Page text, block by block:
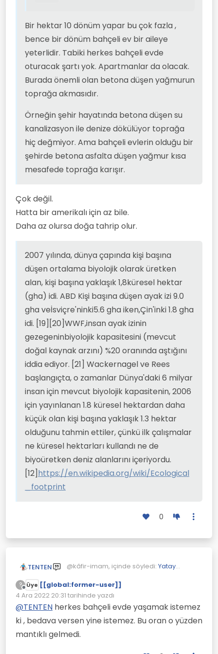
Bir hektar 10 dönüm yapar bu çok fazla ,
bence bir dönüm bahçeli ev bir aileye
yeterlidir. Tabiki herkes bahçeli evde
oturacak şartı yok. Apartmanlar da olacak.
Burada önemli olan betona düşen yağmurun
toprağa akmasıdır.
Örneğin şehir hayatında betona düşen su
kanalizasyon ile denize dökülüyor toprağa
hiç değmiyor. Ama bahçeli evlerin olduğu bir
şehirde betona asfalta düşen yağmur kısa
mesafede toprağa karışır.
Çok değil.
Hatta bir amerikalı için az bile.
Daha az olursa doğa tahrip olur.
2007 yılında, dünya çapında kişi başına
düşen ortalama biyolojik olarak üretken
alan, kişi başına yaklaşık 1,8küresel hektar
(gha) idi. ABD Kişi başına düşen ayak izi 9.0
gha veİsviçre'ninki5.6 gha iken,Çin'inki 1.8 gha
idi. [19][20]WWF,insan ayak izinin
gezegeninbiyolojik kapasitesini (mevcut
doğal kaynak arzını) %20 oranında aştığını
iddia ediyor. [21] Wackernagel ve Rees
başlangıçta, o zamanlar Dünya'daki 6 milyar
insan için mevcut biyolojik kapasitenin, 2006
için yayınlanan 1.8 küresel hektardan daha
küçük olan kişi başına yaklaşık 1.3 hektar
olduğunu tahmin ettiler, çünkü ilk çalışmalar
ne küresel hektarları kullandı ne de
biyoüretken deniz alanlarını içeriyordu.
[12]https://en.wikipedia.org/wiki/Ecological
_footprint
0
TENTEN @kâfir-imam, içinde söyledi: Yatay
@TENTEN, içinde söyledi:
Mimariye Geçilmedikçe Çevre
Düzelmez
Çok değil.
Hatta bir amerikalı için az bile.
Daha az olursa doğa tahrip olur.
2007 yılında, dünya çapında kişi
?
Çevrimdışı
Üye [[global:former-user]]
4 Ara 2022 20:31 tarihinde yazdı
Son düzenleyen:
@TENTEN herkes bahçeli evde yaşamak istemez
ki , bedava versen yine istemez. Bu oran o yüzden
mantıklı gelmedi.